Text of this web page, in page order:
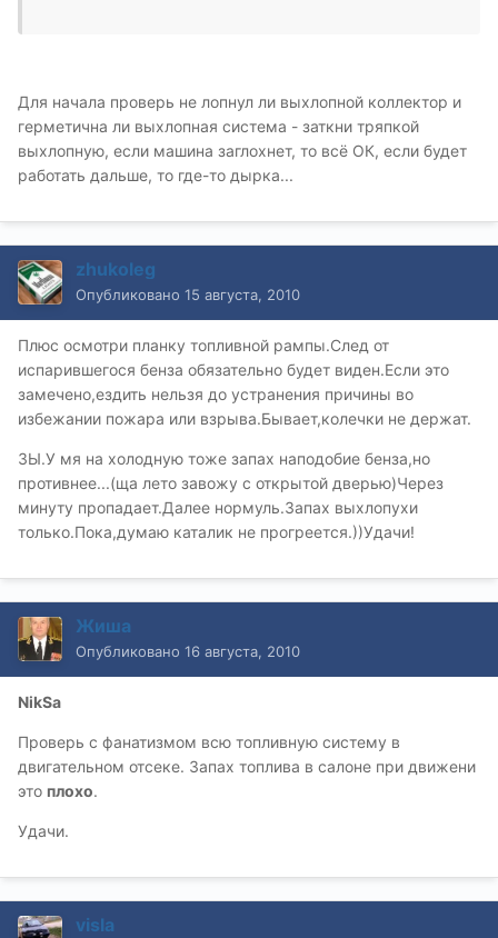
Для начала проверь не лопнул ли выхлопной коллектор и
герметична ли выхлопная система - заткни тряпкой
выхлопную, если машина заглохнет, то всё ОК, если будет
работать дальше, то где-то дырка...
zhukoleg
Опубликовано 15 августа, 2010
Плюс осмотри планку топливной рампы.След от
испарившегося бенза обязательно будет виден.Если это
замечено,ездить нельзя до устранения причины во
избежании пожара или взрыва.Бывает,колечки не держат.
ЗЫ.У мя на холодную тоже запах наподобие бенза,но
противнее...(ща лето завожу с открытой дверью)Через
минуту пропадает.Далее нормуль.Запах выхлопухи
только.Пока,думаю каталик не прогреется.))Удачи!
Жиша
Опубликовано 16 августа, 2010
NikSa
Проверь с фанатизмом всю топливную систему в
двигательном отсеке. Запах топлива в салоне при движени
это плохо.
Удачи.
visla